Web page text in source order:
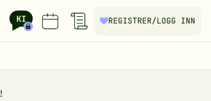
REGISTRER/LOGG INN